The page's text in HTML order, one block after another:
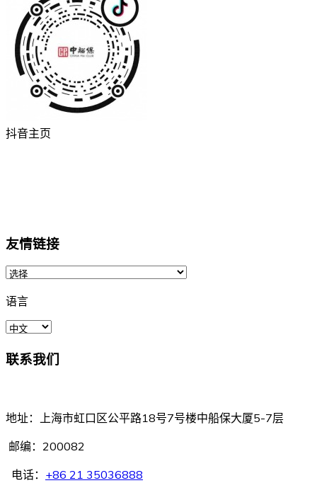
抖音主页
友情链接
语言
联系我们
地址：上海市虹口区公平路18号7号楼中船保大厦5-7层
邮编：200082
电话： +86 21 35036888